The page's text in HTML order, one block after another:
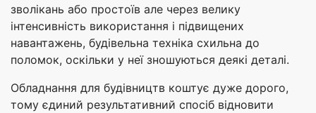
зволікань або простоїв але через велику
інтенсивність використання і підвищених
навантажень, будівельна техніка схильна до
поломок, оскільки у неї зношуються деякі деталі.
Обладнання для будівництв коштує дуже дорого,
тому єдиний результативний спосіб відновити